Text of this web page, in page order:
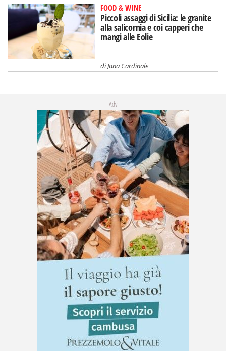
FOOD & WINE
Piccoli assaggi di Sicilia: le granite
alla salicornia e coi capperi che
mangi alle Eolie
diJana Cardinale
Adv